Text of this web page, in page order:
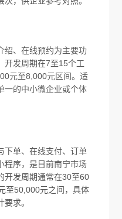
绍、在线预约为主要功
开发周期在7至15个工
元至8,000元区间。适
一的中小微企业或个体
下单、在线支付、订单
程序，是目前南宁市场
开发周期通常在30至60
至50,000元之间，具体
求。